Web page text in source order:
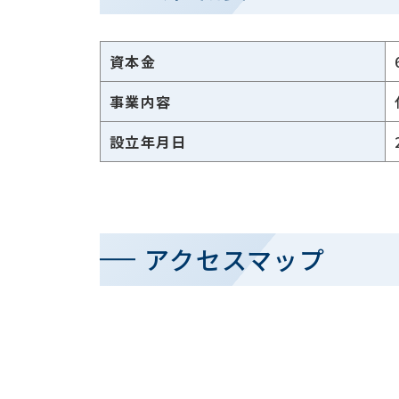
資本金
事業内容
設立年月日
アクセスマップ